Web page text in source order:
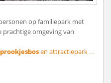
op familiepark met
omgeving van
en attractiepark . .